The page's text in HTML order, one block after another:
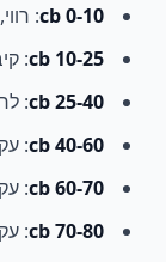
0-10 cb
:
10-25 cb
:
25-40 cb
:
40-60 cb
:
60-70 cb
:
70-80 cb
: